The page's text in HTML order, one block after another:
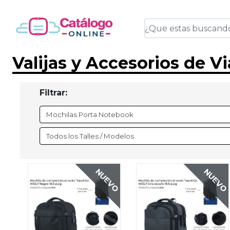
Valijas y Accesorios de
Filtrar:
NUEVO NUEVO